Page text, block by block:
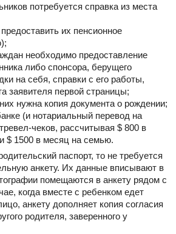
потребуется справка из места
их пенсионное
необходимо предоставление
либо спонсора, берущего
на себя, справки с его работы,
заявителя первой страницы;
нужна копия документа о рождении;
(и нотариальный перевод на
чеков, рассчитывая $ 800 в
$ 1500 в месяц на семью.
паспорт, то не требуется
анкету. Их данные вписывают в
помещаются в анкету рядом с
когда вместе с ребенком едет
анкету дополняет копия согласия
родителя, заверенного у